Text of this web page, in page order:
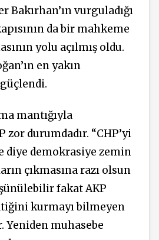
Bakırhan’ın vurguladığı
da bir mahkeme
yolu açılmış oldu.
en yakın
mantığıyla
zor durumdadır. “CHP’yi
diye demokrasiye zemin
çıkmasına razı olsun
fakat AKP
kurmayı bilmeyen
Yeniden muhasebe